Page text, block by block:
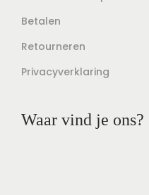
Betalen
Retourneren
Privacyverklaring
Waar vind je ons?